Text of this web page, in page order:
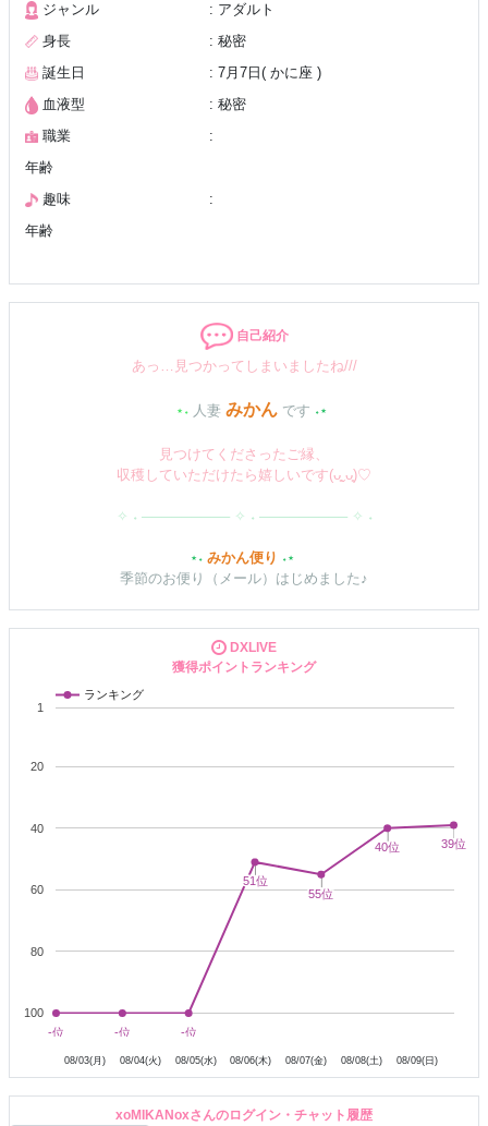
ジャンル
: アダルト
身長
: 秘密
誕生日
: 7月7日( かに座 )
血液型
: 秘密
職業
:
年齢
趣味
:
年齢
自己紹介
あっ…見つかってしまいましたね///
⋆˖ 人妻 みかんです ˖⋆
見つけてくださったご縁、
収穫していただけたら嬉しいです(ᴗ͈ˬᴗ͈)♡
✧ ˖ ───────── ✧ ˖ ───────── ✧ ˖
⋆˖ みかん便り ˖⋆
季節のお便り（メール）はじめました♪
✧ ˖ ───────── ✧ ˖ ───────── ✧ ˖
IN予定
（木）～（土）夜
不定期／お昼にいることもあります
リモチャ番号
②ラブキャン
※乳首ダイソン・ミニローター(付け替え可)
ラブンス
・ミニSEXマシーン（密会時）
DXLIVE
獲得ポイントランキング
ランキング
1
20
40
60
80
100
-位
-位 -位
-位 -位
-位
51位
51位
55位
55位
40位
40位 39位
39位
08/03(月) 08/04(火) 08/05(水) 08/06(木) 08/07(金) 08/08(土) 08/09(日)
xoMIKANoxさんのログイン・チャット履歴